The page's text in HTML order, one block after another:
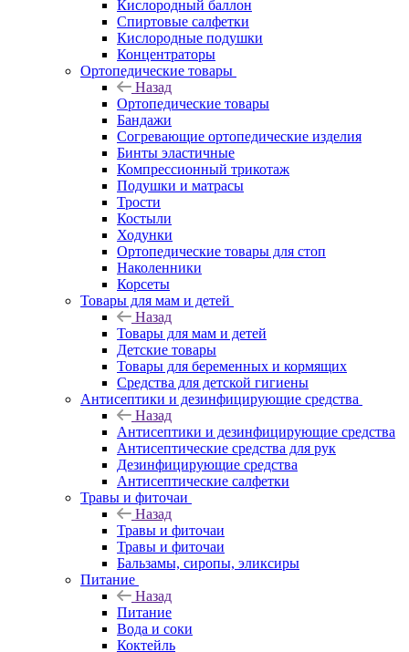
Кислородный баллон
Спиртовые салфетки
Кислородные подушки
Концентраторы
Ортопедические товары
Назад
Ортопедические товары
Бандажи
Согревающие ортопедические изделия
Бинты эластичные
Компрессионный трикотаж
Подушки и матрасы
Трости
Костыли
Ходунки
Ортопедические товары для стоп
Наколенники
Корсеты
Товары для мам и детей
Назад
Товары для мам и детей
Детские товары
Товары для беременных и кормящих
Средства для детской гигиены
Антисептики и дезинфицирующие средства
Назад
Антисептики и дезинфицирующие средства
Антисептические средства для рук
Дезинфицирующие средства
Антисептические салфетки
Травы и фиточаи
Назад
Травы и фиточаи
Травы и фиточаи
Бальзамы, сиропы, эликсиры
Питание
Назад
Питание
Вода и соки
Коктейль